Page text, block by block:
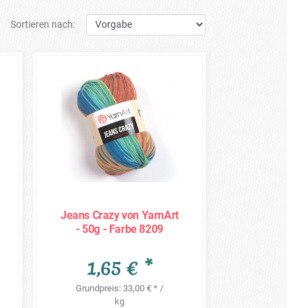
Sortieren nach:
Jeans Crazy von YarnArt
- 50g - Farbe 8209
1,65 € *
Grundpreis: 33,00 € * /
kg